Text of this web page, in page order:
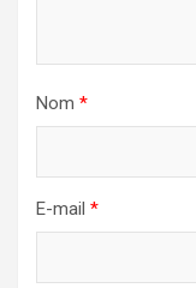
Nom *
E-mail *